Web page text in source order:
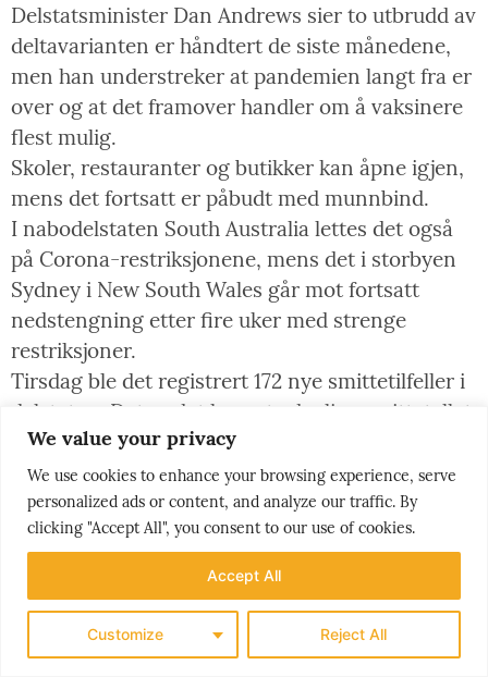
We value your privacy
We use cookies to enhance your browsing experience, serve
personalized ads or content, and analyze our traffic. By
clicking "Accept All", you consent to our use of cookies.
Customize Reject All
Accept All
Delstatsminister Dan Andrews sier to utbrudd av
deltavarianten er håndtert de siste månedene,
men han understreker at pandemien langt fra er
over og at det framover handler om å vaksinere
flest mulig.
Skoler, restauranter og butikker kan åpne igjen,
mens det fortsatt er påbudt med munnbind.
I nabodelstaten South Australia lettes det også
på Corona-restriksjonene, mens det i storbyen
Sydney i New South Wales går mot fortsatt
nedstengning etter fire uker med strenge
restriksjoner.
Tirsdag ble det registrert 172 nye smittetilfeller i
delstaten. Det er det høyeste daglige smittetallet
siden starten av utbruddet i Sydney i
begynnelsen av juni.
Kun 16 prosent av Australias befolkning er
fullvaksinerte, ifølge ABC News’ oversikt.
Myndighetene i USA beholder restriksjoner
på innreise for utlendinger, tross oppfordringer
fra EU om å åpne grensene.